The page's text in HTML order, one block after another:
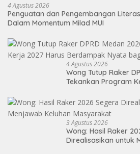
4 Agustus 2026
Penguatan dan Pengembangan
Dalam Momentum Milad MUI
4 Agustus 2026
Wong Tutup Raker
Tekankan Program
3 Agustus 2026
Wong: Hasil Raker
Direalisasikan untuk